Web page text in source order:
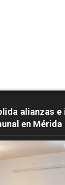
alianzas e
en Mérida